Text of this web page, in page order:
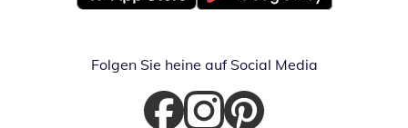
Öffnet in neuem FensterÖffnet in neuem Fenster
Folgen Sie heine auf Social Media